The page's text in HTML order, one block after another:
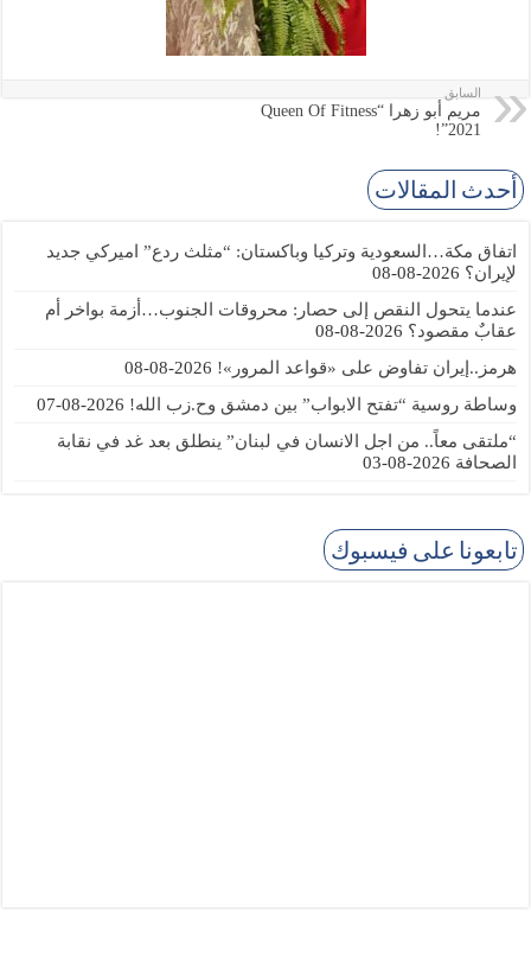
السابق
مريم أبو زهرا “Queen Of Fitness
2021”!
أحدث المقالات
اتفاق مكة…السعودية وتركيا وباكستان: “مثلث ردع” اميركي جديد
لإيران؟ 2026-08-08
عندما يتحول النقص إلى حصار: محروقات الجنوب…أزمة بواخر أم
عقابٌ مقصود؟ 2026-08-08
هرمز..إيران تفاوض على «قواعد المرور»! 2026-08-08
وساطة روسية “تفتح الابواب” بين دمشق وح.زب الله! 2026-08-07
“ملتقى معاً.. من اجل الانسان في لبنان” ينطلق بعد غد في نقابة
الصحافة 2026-08-03
تابعونا على فيسبوك